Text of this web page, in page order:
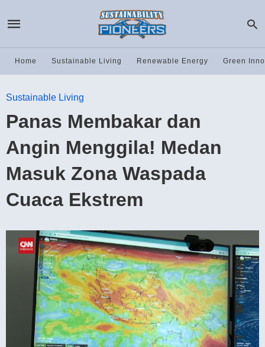
Home Sustainable Living Renewable Energy Green
Sustainable Living
Panas Membakar dan
Angin Menggila! Medan
Masuk Zona Waspada
Cuaca Ekstrem